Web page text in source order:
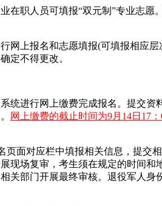
职人员可填报“双元制”专业志愿
网上报名和志愿填报(可填报相应
定不得更改。
进行网上缴费完成报名。提交
网上缴费的截止时间为9月14日17
面对应栏中填报相关信息，提交
场复审，考生须在规定的时间
部门开展最终审核。退役军人